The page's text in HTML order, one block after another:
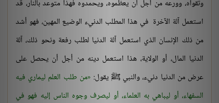
وتقواه، وورعه من أجل أن يعظموه، ويحمدوه فهذا متوعد بالنار، قد
استعمل آلة الآخرة في هذا المطلب الدنيء الوضيع المهين، فهو أشد
من ذلك الإنسان الذي استعمل آلة الدنيا لطلب رفعة ونحو ذلك، آلة
الدنيا المال، أو الولاية، هذا استعمل دينه من أجل أن يحصل على
عرض من الدنيا دنيء، والنبي ﷺ يقول: من طلب العلم ليماري فيه
السفهاء، أو ليباهي به العلماء، أو ليصرف وجوه الناس إليه فهو في